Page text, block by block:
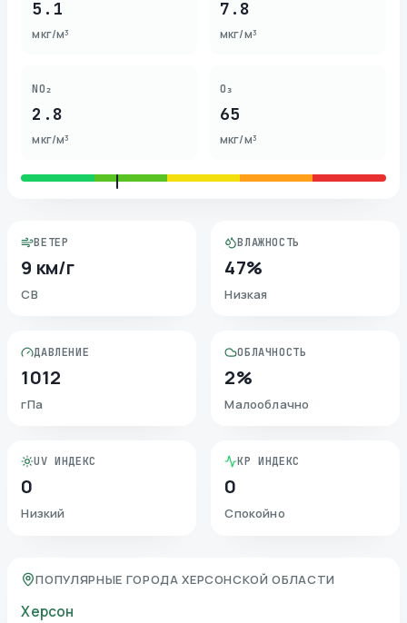
5.1
мкг/м³
7.8
мкг/м³
NO₂
2.8
мкг/м³
O₃
65
мкг/м³
ВЕТЕР
9 км/г
СВ
ВЛАЖНОСТЬ
47%
Низкая
ДАВЛЕНИЕ
1012
гПа
ОБЛАЧНОСТЬ
2%
Малооблачно
UV ИНДЕКС
0
Низкий
KP ИНДЕКС
0
Спокойно
ПОПУЛЯРНЫЕ ГОРОДА ХЕРСОНСКОЙ ОБЛАСТИ
Херсон